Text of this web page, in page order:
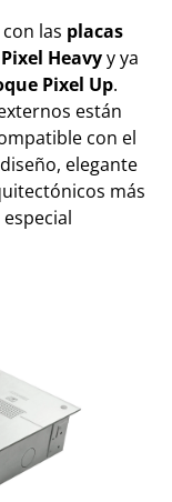
las placas
Pixel Heavyy ya
Pixel Up.
están
con el
elegante
más